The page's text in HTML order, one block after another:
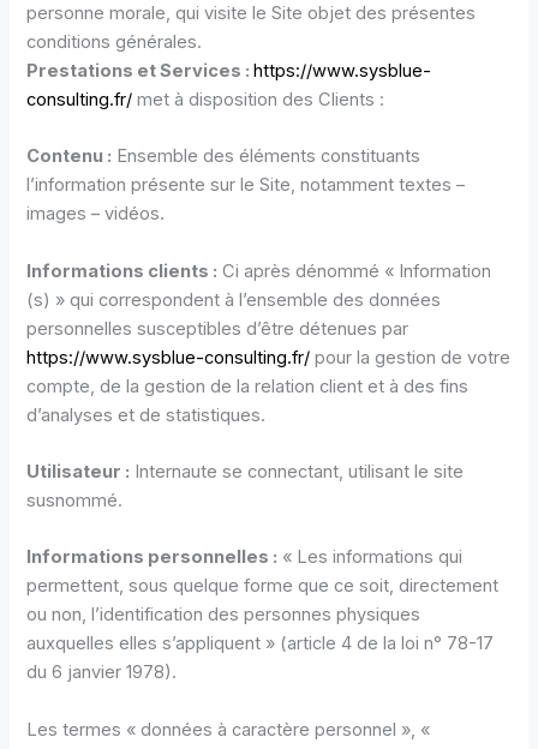
personne morale, qui visite le Site objet des présentes
conditions générales.
Prestations et Services :https://www.sysblue-
consulting.fr/ met à disposition des Clients :
Contenu : Ensemble des éléments constituants
l’information présente sur le Site, notamment textes –
images – vidéos.
Informations clients : Ci après dénommé « Information
(s) » qui correspondent à l’ensemble des données
personnelles susceptibles d’être détenues par
https://www.sysblue-consulting.fr/ pour la gestion de votre
compte, de la gestion de la relation client et à des fins
d’analyses et de statistiques.
Utilisateur : Internaute se connectant, utilisant le site
susnommé.
Informations personnelles : « Les informations qui
permettent, sous quelque forme que ce soit, directement
ou non, l’identification des personnes physiques
auxquelles elles s’appliquent » (article 4 de la loi n° 78-17
du 6 janvier 1978).
Les termes « données à caractère personnel », «